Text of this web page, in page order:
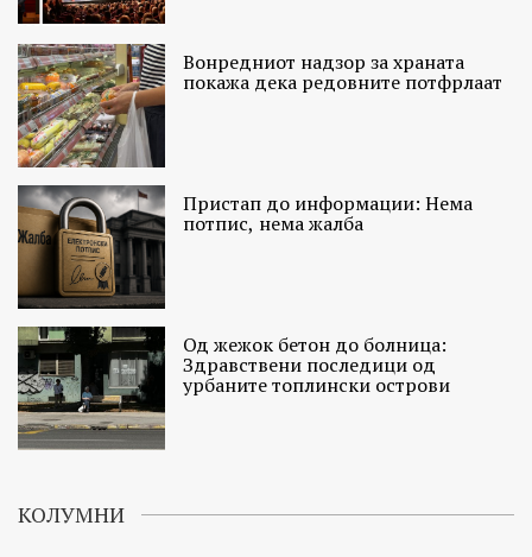
Вонредниот надзор за храната
покажа дека редовните потфрлаат
Пристап до информации: Нема
потпис, нема жалба
Од жежок бетон до болница:
Здравствени последици од
урбаните топлински острови
КОЛУМНИ